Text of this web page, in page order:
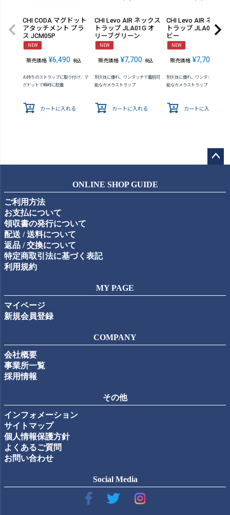
CHI CODA マグドット
アタッチメント プラ
ス JCM05P
NEW
販売価格 ¥6,490 税込
お持ちのストラップに取り付け、マ
グドットで瞬時に脱着
カートに入れる
CHI Levo AIR ネックス
トラップ JLA01G オ
リーブグリーン
NEW
販売価格 ¥7,700 税込
耐久性に優れ、ワンタッチで着脱可
能なカメラストラップ
カートに入れる
CHI Levo AIR ネック
トラップ JLA01N ネ
ビー
NEW
販売価格 ¥7,700
耐久性に優れ、ワンタッチで着脱
能なカメラストラップ
カートに入れる
ップ
ONLINE SHOP GUIDE
ご利用方法
お支払について
領収書の発行について
配送 / 送料について
返品 / 交換について
特定商取引法に基づく表記
利用規約
MY PAGE
マイページ
新規会員登録
COMPANY
会社概要
事業所一覧
採用情報
その他
インフォメーション
サイトマップ
個人情報保護方針
よくあるご質問
お問い合わせ
Social Media